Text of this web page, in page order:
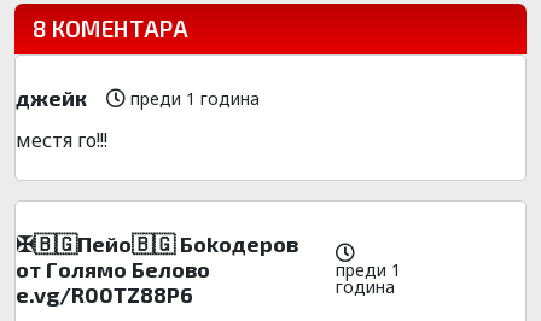
8 КОМЕНТАРА
джейк преди 1 година
местя го!!!
✠🇧🇬Пeйo🇧🇬 Бokoдepoв
oт Гoлямo Бeлoвo
e.vg/R00TZ88P6
преди 1
година